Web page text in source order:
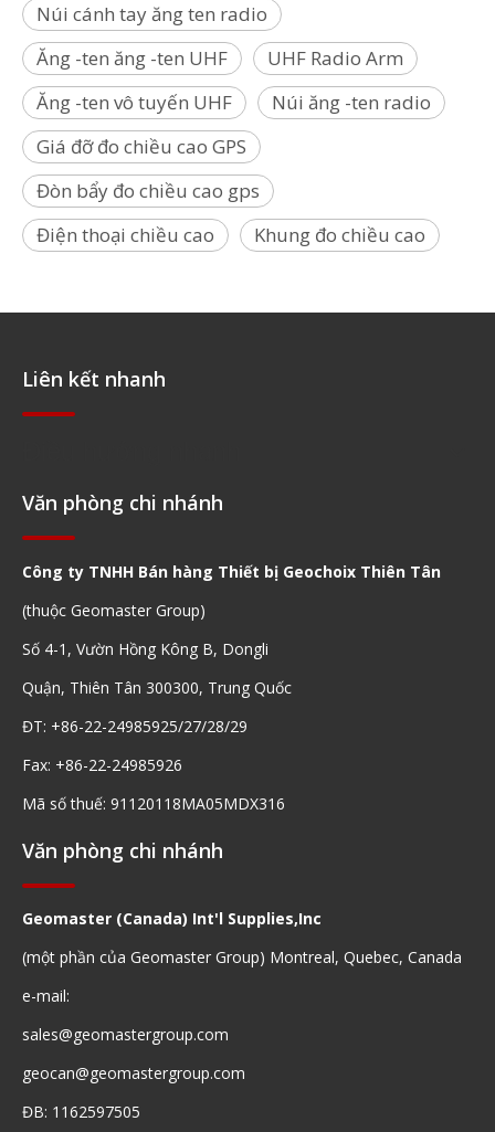
Núi cánh tay ăng ten radio
Ăng -ten ăng -ten UHF
UHF Radio Arm
Ăng -ten vô tuyến UHF
Núi ăng -ten radio
Giá đỡ đo chiều cao GPS
Đòn bẩy đo chiều cao gps
Điện thoại chiều cao
Khung đo chiều cao
Liên kết nhanh
Văn phòng chi nhánh
Công ty TNHH Bán hàng Thiết bị Geochoix Thiên Tân
(thuộc Geomaster Group)
Số 4-1, Vườn Hồng Kông B, Dongli
Quận, Thiên Tân 300300, Trung Quốc
ĐT: +86-22-24985925/27/28/29
Fax: +86-22-24985926
Mã số thuế: 91120118MA05MDX316
Văn phòng chi nhánh
Geomaster (Canada) Int'l Supplies,Inc
(một phần của Geomaster Group) Montreal, Quebec, Canada
e-mail:
sales@geomastergroup.com
geocan@geomastergroup.com
ĐB: 1162597505